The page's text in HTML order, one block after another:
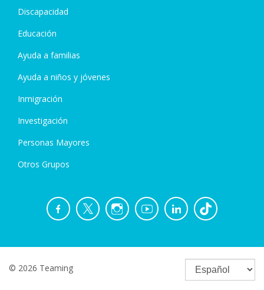
Discapacidad
Educación
Ayuda a familias
Ayuda a niños y jóvenes
Inmigración
Investigación
Personas Mayores
Otros Grupos
© 2026 Teaming